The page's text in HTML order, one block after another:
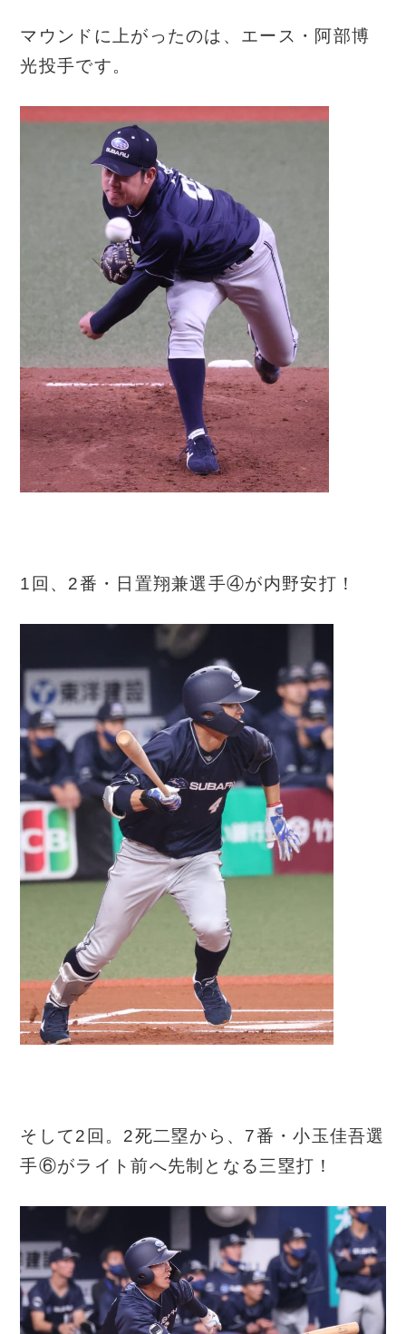
マウンドに上がったのは、エース・阿部博
光投手です。
1回、2番・日置翔兼選手④が内野安打！
そして2回。2死二塁から、7番・小玉佳吾選
手⑥がライト前へ先制となる三塁打！